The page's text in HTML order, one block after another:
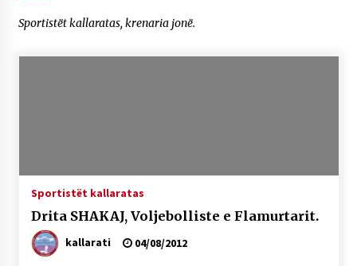
07/07/2026
PRANVEROR
26/05/2026
Gazeta Kallarati nr. 117
03/05/2026
Sportistët kallaratas, krenaria jonë.
Sportistët kallaratas
Drita SHAKAJ, Voljebolliste e Flamurtarit.
kallarati 04/08/2012